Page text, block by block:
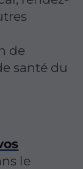
de
santé du
le